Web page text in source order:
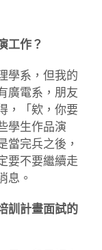
工作？
學系，但我的
廣電系，朋友
，「欸，你要
學生作品演
當完兵之後，
要不要繼續走
息。
訓計畫面試的